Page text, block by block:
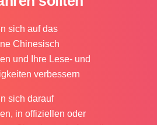
sich auf das
Chinesisch
und Ihre Lese- und
verbessern
sich darauf
in offiziellen oder